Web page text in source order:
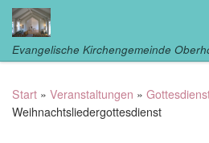
Zum Inhalt springen
Evangelische Kirchengemeinde
Start » Veranstaltungen »
Weihnachtsliedergottesdienst